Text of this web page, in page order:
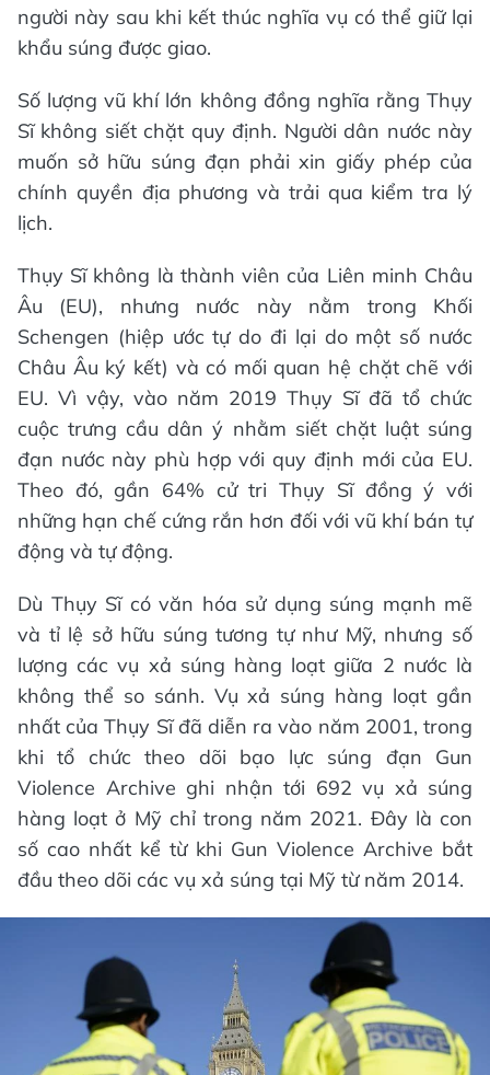
người này sau khi kết thúc nghĩa vụ có thể giữ lại
khẩu súng được giao.
Số lượng vũ khí lớn không đồng nghĩa rằng Thụy
Sĩ không siết chặt quy định. Người dân nước này
muốn sở hữu súng đạn phải xin giấy phép của
chính quyền địa phương và trải qua kiểm tra lý
lịch.
Thụy Sĩ không là thành viên của Liên minh Châu
Âu (EU), nhưng nước này nằm trong Khối
Schengen (hiệp ước tự do đi lại do một số nước
Châu Âu ký kết) và có mối quan hệ chặt chẽ với
EU. Vì vậy, vào năm 2019 Thụy Sĩ đã tổ chức
cuộc trưng cầu dân ý nhằm siết chặt luật súng
đạn nước này phù hợp với quy định mới của EU.
Theo đó, gần 64% cử tri Thụy Sĩ đồng ý với
những hạn chế cứng rắn hơn đối với vũ khí bán tự
động và tự động.
Dù Thụy Sĩ có văn hóa sử dụng súng mạnh mẽ
và tỉ lệ sở hữu súng tương tự như Mỹ, nhưng số
lượng các vụ xả súng hàng loạt giữa 2 nước là
không thể so sánh. Vụ xả súng hàng loạt gần
nhất của Thụy Sĩ đã diễn ra vào năm 2001, trong
khi tổ chức theo dõi bạo lực súng đạn Gun
Violence Archive ghi nhận tới 692 vụ xả súng
hàng loạt ở Mỹ chỉ trong năm 2021. Đây là con
số cao nhất kể từ khi Gun Violence Archive bắt
đầu theo dõi các vụ xả súng tại Mỹ từ năm 2014.